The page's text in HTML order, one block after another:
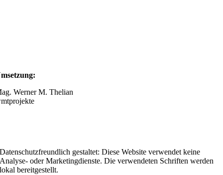
Werner M. Thelian
Datenschutzfreundlich gestaltet: Diese Website verwendet keine
Analyse- oder Marketingdienste. Die verwendeten Schriften werden
lokal bereitgestellt.